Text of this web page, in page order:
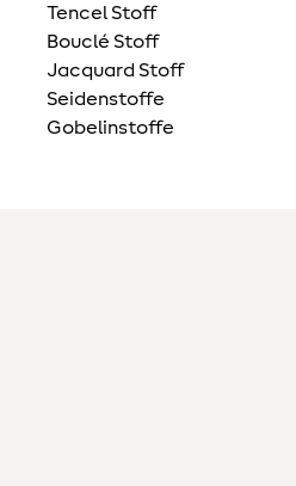
Tencel Stoff
Bouclé Stoff
Jacquard Stoff
Seidenstoffe
Gobelinstoffe